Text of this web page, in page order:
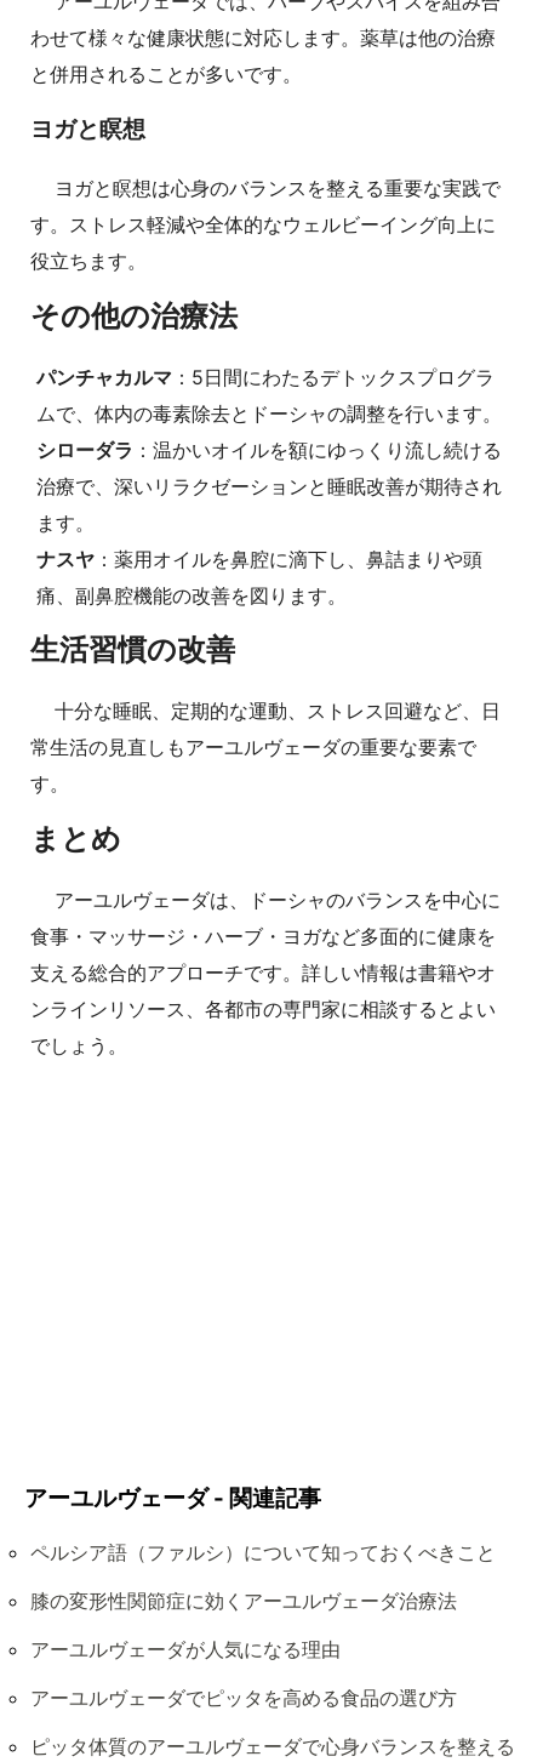
わせて様々な健康状態に対応します。薬草は他の治療
と併用されることが多いです。
ヨガと瞑想
ヨガと瞑想は心身のバランスを整える重要な実践で
す。ストレス軽減や全体的なウェルビーイング向上に
役立ちます。
その他の治療法
パンチャカルマ ：5日間にわたるデトックスプログラ
ムで、体内の毒素除去とドーシャの調整を行います。
シローダラ ：温かいオイルを額にゆっくり流し続ける
治療で、深いリラクゼーションと睡眠改善が期待され
ます。
ナスヤ ：薬用オイルを鼻腔に滴下し、鼻詰まりや頭
痛、副鼻腔機能の改善を図ります。
生活習慣の改善
十分な睡眠、定期的な運動、ストレス回避など、日
常生活の見直しもアーユルヴェーダの重要な要素で
す。
まとめ
アーユルヴェーダは、ドーシャのバランスを中心に
食事・マッサージ・ハーブ・ヨガなど多面的に健康を
支える総合的アプローチです。詳しい情報は書籍やオ
ンラインリソース、各都市の専門家に相談するとよい
でしょう。
アーユルヴェーダ - 関連記事
ペルシア語（ファルシ）について知っておくべきこと
膝の変形性関節症に効くアーユルヴェーダ治療法
アーユルヴェーダが人気になる理由
アーユルヴェーダでピッタを高める食品の選び方
ピッタ体質のアーユルヴェーダで心身バランスを整える